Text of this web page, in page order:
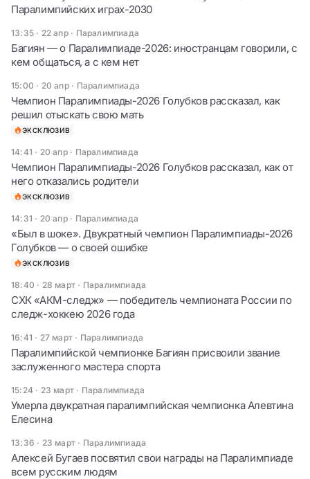
Паралимпийских играх-2030
13:35 · 22 апр· Паралимпиада
Багиян — о Паралимпиаде-2026: иностранцам говорили, с
кем общаться, а с кем нет
15:00 · 20 апр· Паралимпиада
Чемпион Паралимпиады-2026 Голубков рассказал, как
решил отыскать свою мать
ЭКСКЛЮЗИВ
14:41 · 20 апр· Паралимпиада
Чемпион Паралимпиады-2026 Голубков рассказал, как от
него отказались родители
ЭКСКЛЮЗИВ
14:31 · 20 апр· Паралимпиада
«Был в шоке». Двукратный чемпион Паралимпиады-2026
Голубков — о своей ошибке
ЭКСКЛЮЗИВ
18:40 · 28 март · Паралимпиада
СХК «АКМ-следж» — победитель чемпионата России по
следж-хоккею 2026 года
16:41 · 27 март · Паралимпиада
Паралимпийской чемпионке Багиян присвоили звание
заслуженного мастера спорта
15:24 · 23 март · Паралимпиада
Умерла двукратная паралимпийская чемпионка Алевтина
Елесина
13:36 · 23 март · Паралимпиада
Алексей Бугаев посвятил свои награды на Паралимпиаде
всем русским людям